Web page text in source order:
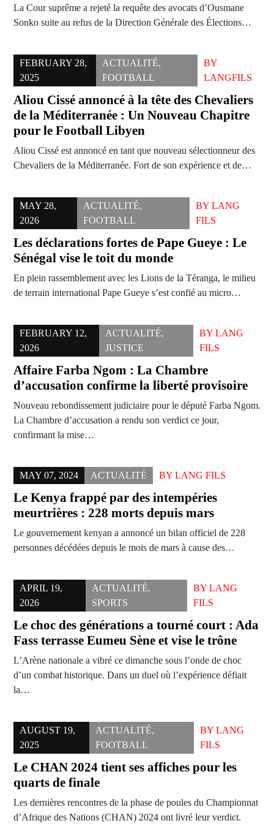
La Cour suprême a rejeté la requête des avocats d’Ousmane
Sonko suite au refus de la Direction Générale des Élections…
FEBRUARY 28,
2025
ACTUALITÉ,
FOOTBALL
BY
LANGFILS
Aliou Cissé annoncé à la tête des Chevaliers
de la Méditerranée : Un Nouveau Chapitre
pour le Football Libyen
Aliou Cissé est annoncé en tant que nouveau sélectionneur des
Chevaliers de la Méditerranée. Fort de son expérience et de…
MAY 28,
2026
ACTUALITÉ,
FOOTBALL
BYLANG
FILS
Les déclarations fortes de Pape Gueye : Le
Sénégal vise le toit du monde
En plein rassemblement avec les Lions de la Téranga, le milieu
de terrain international Pape Gueye s’est confié au micro…
FEBRUARY 12,
2026
ACTUALITÉ,
JUSTICE
BYLANG
FILS
Affaire Farba Ngom : La Chambre
d’accusation confirme la liberté provisoire
Nouveau rebondissement judiciaire pour le député Farba Ngom.
La Chambre d’accusation a rendu son verdict ce jour,
confirmant la mise…
MAY 07, 2024 ACTUALITÉ BY LANG FILS
Le Kenya frappé par des intempéries
meurtrières : 228 morts depuis mars
Le gouvernement kenyan a annoncé un bilan officiel de 228
personnes décédées depuis le mois de mars à cause des…
APRIL 19,
2026
ACTUALITÉ,
SPORTS
BY LANG
FILS
Le choc des générations a tourné court : Ada
Fass terrasse Eumeu Sène et vise le trône
L’Arène nationale a vibré ce dimanche sous l’onde de choc
d’un combat historique. Dans un duel où l’expérience défiait
la…
AUGUST 19,
2025
ACTUALITÉ,
FOOTBALL
BYLANG
FILS
Le CHAN 2024 tient ses affiches pour les
quarts de finale
Les dernières rencontres de la phase de poules du Championnat
d’Afrique des Nations (CHAN) 2024 ont livré leur verdict.